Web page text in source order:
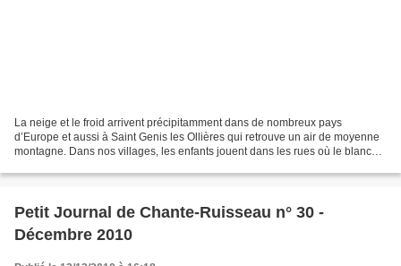
La neige et le froid arrivent précipitamment dans de nombreux pays
d’Europe et aussi à Saint Genis les Ollières qui retrouve un air de moyenne
montagne. Dans nos villages, les enfants jouent dans les rues où le blanc
Petit Journal de Chante-Ruisseau n° 30 -
Décembre 2010